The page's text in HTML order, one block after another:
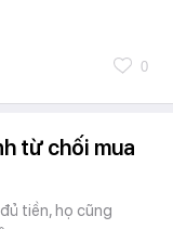
0
từ chối mua
tiền, họ cũng